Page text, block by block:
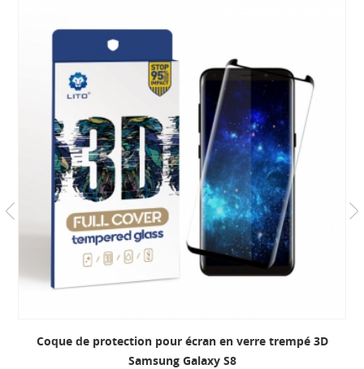
Coque de protection pour écran en verre trempé 3D
Samsung Galaxy S8